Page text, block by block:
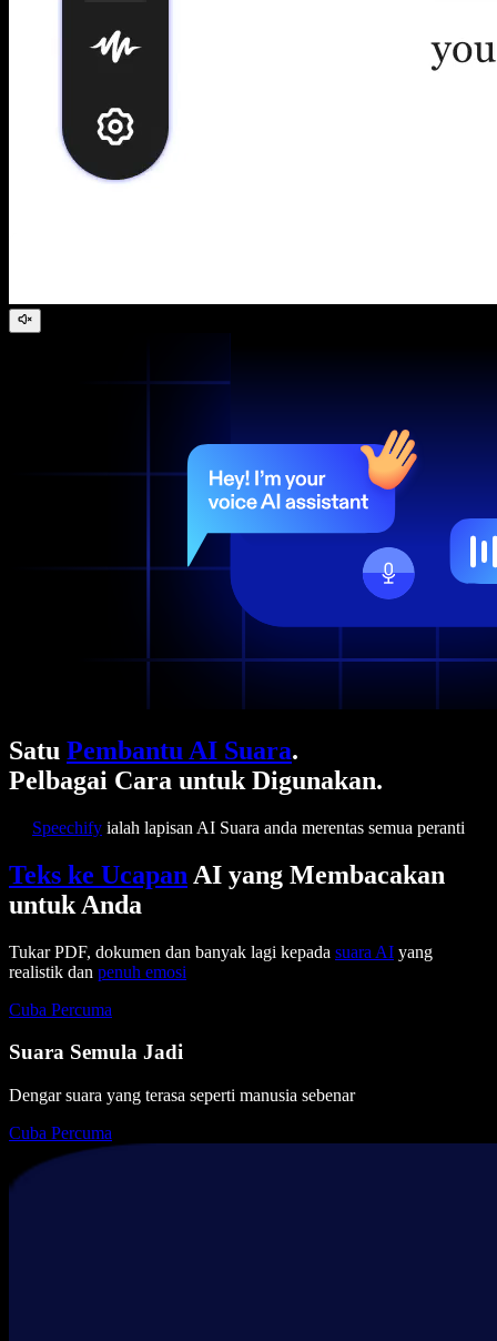
Satu Pembantu AI Suara.
Pelbagai Cara untuk Digunakan.
Speechify ialah lapisan AI Suara anda merentas semua peranti
Teks ke Ucapan AI yang Membacakan
untuk Anda
Tukar PDF, dokumen dan banyak lagi kepada suara AI yang
realistik dan penuh emosi
Cuba Percuma
Suara Semula Jadi
Dengar suara yang terasa seperti manusia sebenar
Cuba Percuma